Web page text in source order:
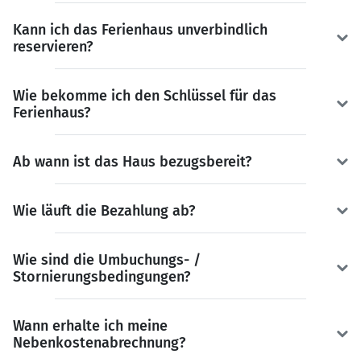
Kann ich das Ferienhaus unverbindlich
reservieren?
Wie bekomme ich den Schlüssel für das
Ferienhaus?
Ab wann ist das Haus bezugsbereit?
Wie läuft die Bezahlung ab?
Wie sind die Umbuchungs- /
Stornierungsbedingungen?
Wann erhalte ich meine
Nebenkostenabrechnung?